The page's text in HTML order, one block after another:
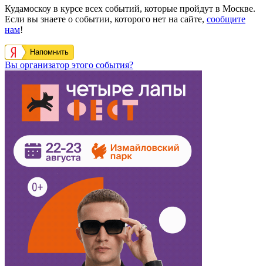
Кудамоскоу в курсе всех событий, которые пройдут в Москве.
Если вы знаете о событии, которого нет на сайте, сообщите
нам!
Напомнить
Вы организатор этого события?